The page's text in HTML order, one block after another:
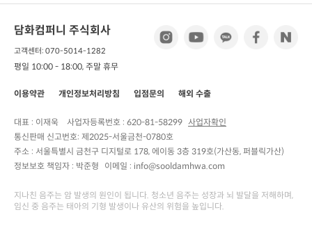
담화컴퍼니 주식회사
고객센터: 070-5014-1282
평일 10:00 - 18:00, 주말 휴무
이용약관 개인정보처리방침 입점문의 해외 수출
대표 : 이재욱 사업자등록번호 : 620-81-58299 사업자확인
통신판매 신고번호: 제2025-서울금천-0780호
주소 : 서울특별시 금천구 디지털로 178, 에이동 3층 319호(가산동, 퍼블릭가산)
정보보호 책임자 : 박준형 이메일 : info@sooldamhwa.com
지나친 음주는 암 발생의 원인이 됩니다. 청소년 음주는 성장과 뇌 발달을 저해하며,
임신 중 음주는 태아의 기형 발생이나 유산의 위험을 높입니다.